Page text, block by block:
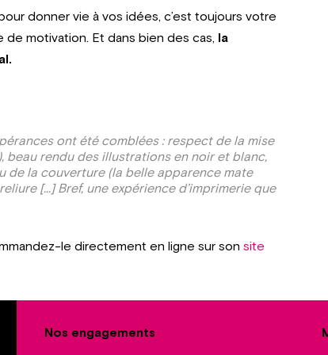
donner vie à vos idées, c’est toujours votre
motivation. Et dans bien des cas,
la
ont été comblées : respect de la mise
beau rendu des illustrations en noir et blanc,
de la couverture (la belle apparence mate
[…] Bref, une expérience d’imprimerie que
le directement en ligne sur sonsite
Nos engagements